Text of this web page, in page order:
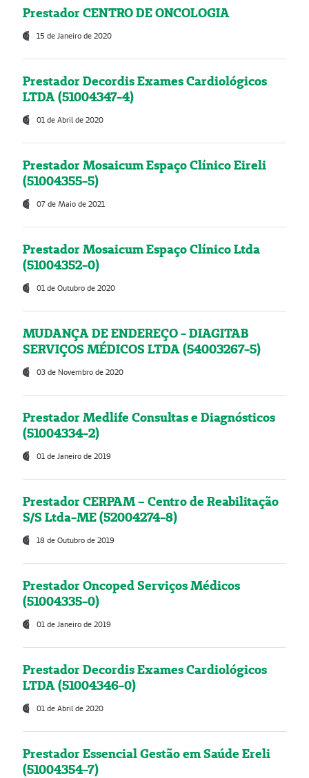
Prestador CENTRO DE ONCOLOGIA
15 de Janeiro de 2020
Prestador Decordis Exames Cardiológicos
LTDA (51004347-4)
01 de Abril de 2020
Prestador Mosaicum Espaço Clínico Eireli
(51004355-5)
07 de Maio de 2021
Prestador Mosaicum Espaço Clínico Ltda
(51004352-0)
01 de Outubro de 2020
MUDANÇA DE ENDEREÇO - DIAGITAB
SERVIÇOS MÉDICOS LTDA (54003267-5)
03 de Novembro de 2020
Prestador Medlife Consultas e Diagnósticos
(51004334-2)
01 de Janeiro de 2019
Prestador CERPAM – Centro de Reabilitação
S/S Ltda-ME (52004274-8)
18 de Outubro de 2019
Prestador Oncoped Serviços Médicos
(51004335-0)
01 de Janeiro de 2019
Prestador Decordis Exames Cardiológicos
LTDA (51004346-0)
01 de Abril de 2020
Prestador Essencial Gestão em Saúde Ereli
(51004354-7)